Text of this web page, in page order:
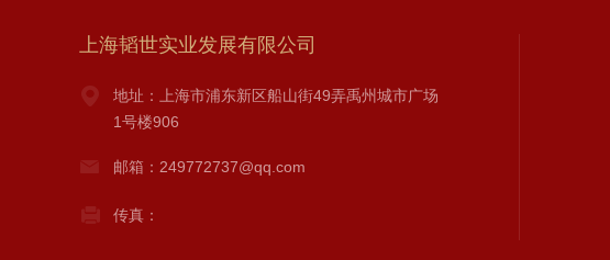
上海韬世实业发展有限公司
地址：上海市浦东新区船山街49弄禹州城市广场
1号楼906
邮箱：249772737@qq.com
传真：